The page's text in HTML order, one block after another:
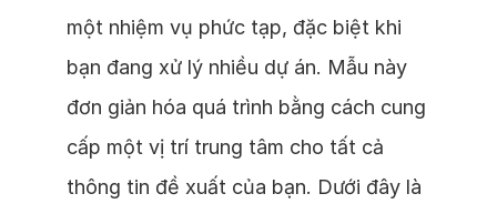
một nhiệm vụ phức tạp, đặc biệt khi
bạn đang xử lý nhiều dự án. Mẫu này
đơn giản hóa quá trình bằng cách cung
cấp một vị trí trung tâm cho tất cả
thông tin đề xuất của bạn. Dưới đây là